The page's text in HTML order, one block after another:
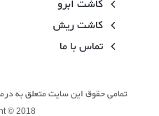
کاشت ابرو
کاشت ریش
تماس با ما
تمامی حقوق این سایت متعلق به
© 2018